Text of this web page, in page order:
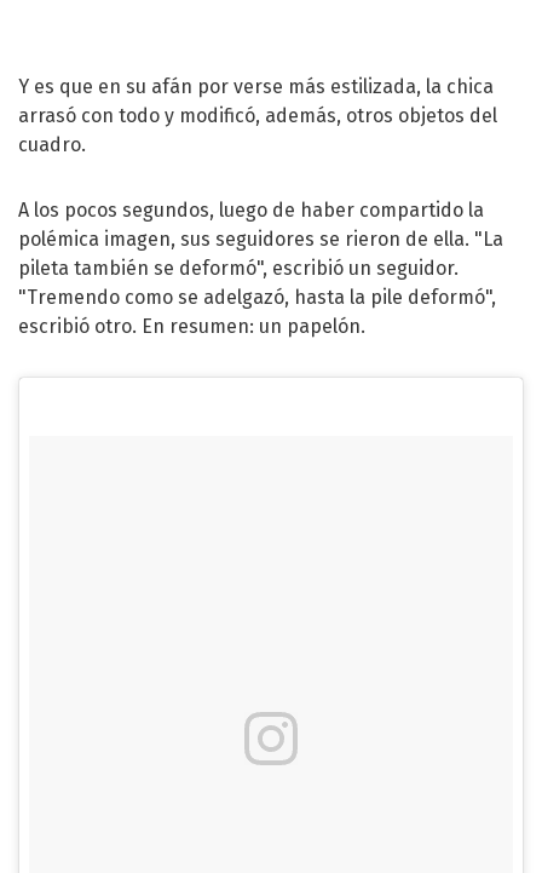
Y es que en su afán por verse más estilizada, la chica
arrasó con todo y modificó, además, otros objetos del
cuadro.
A los pocos segundos, luego de haber compartido la
polémica imagen, sus seguidores se rieron de ella. "La
pileta también se deformó", escribió un seguidor.
"Tremendo como se adelgazó, hasta la pile deformó",
escribió otro. En resumen: un papelón.